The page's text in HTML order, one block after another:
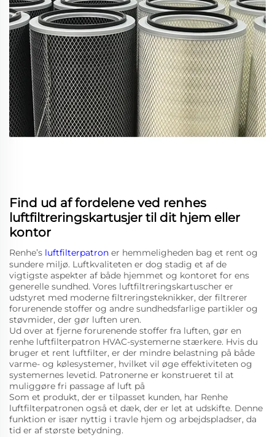
Find ud af fordelene ved renhes
luftfiltreringskartusjer til dit hjem eller
kontor
Renhe’s luftfilterpatron er hemmeligheden bag et rent og
sundere miljø. Luftkvaliteten er dog stadig et af de
vigtigste aspekter af både hjemmet og kontoret for ens
generelle sundhed. Vores luftfiltreringskartuscher er
udstyret med moderne filtreringsteknikker, der filtrerer
forurenende stoffer og andre sundhedsfarlige partikler og
støvmider, der gør luften uren.
Ud over at fjerne forurenende stoffer fra luften, gør en
renhe luftfilterpatron HVAC-systemerne stærkere. Hvis du
bruger et rent luftfilter, er der mindre belastning på både
varme- og kølesystemer, hvilket vil øge effektiviteten og
systemernes levetid. Patronerne er konstrueret til at
muliggøre fri passage af luft på
Som et produkt, der er tilpasset kunden, har Renhe
luftfilterpatronen også et dæk, der er let at udskifte. Denne
funktion er især nyttig i travle hjem og arbejdspladser, da
tid er af største betydning.